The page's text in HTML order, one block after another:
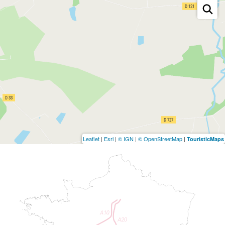
Leaflet | Esri | © IGN | © OpenStreetMap | TouristicMaps